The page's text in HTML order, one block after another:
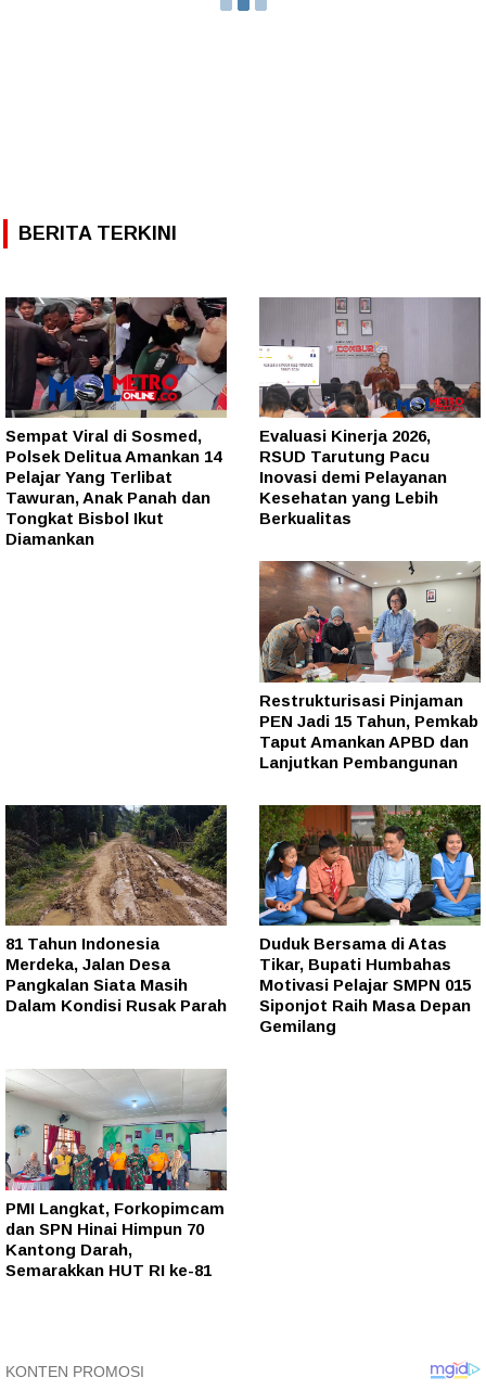
BERITA TERKINI
Sempat Viral di Sosmed,
Polsek Delitua Amankan 14
Pelajar Yang Terlibat
Tawuran, Anak Panah dan
Tongkat Bisbol Ikut
Diamankan
Evaluasi Kinerja 2026,
RSUD Tarutung Pacu
Inovasi demi Pelayanan
Kesehatan yang Lebih
Berkualitas
Restrukturisasi Pinjaman
PEN Jadi 15 Tahun, Pemkab
Taput Amankan APBD dan
Lanjutkan Pembangunan
81 Tahun Indonesia
Merdeka, Jalan Desa
Pangkalan Siata Masih
Dalam Kondisi Rusak Parah
Duduk Bersama di Atas
Tikar, Bupati Humbahas
Motivasi Pelajar SMPN 015
Siponjot Raih Masa Depan
Gemilang
PMI Langkat, Forkopimcam
dan SPN Hinai Himpun 70
Kantong Darah,
Semarakkan HUT RI ke-81